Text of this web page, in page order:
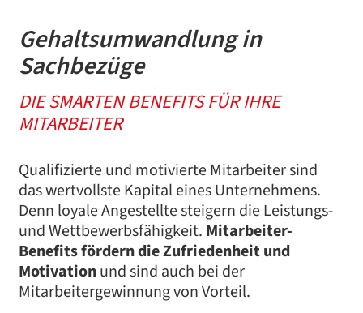
Gehaltsumwandlung in
Sachbezüge
DIE SMARTEN BENEFITS FÜR IHRE
MITARBEITER
Qualifizierte und motivierte Mitarbeiter sind
das wertvollste Kapital eines Unternehmens.
Denn loyale Angestellte steigern die Leistungs-
und Wettbewerbsfähigkeit. Mitarbeiter-
Benefits fördern die Zufriedenheit und
Motivationund sind auch bei der
Mitarbeitergewinnung von Vorteil.